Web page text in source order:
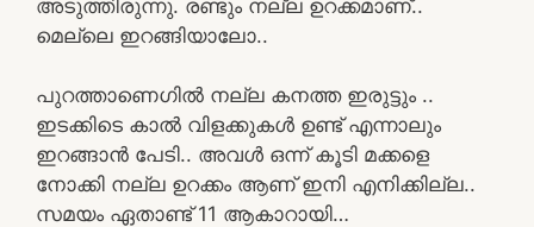
അടുത്തിരുന്നു. രണ്ടും നല്ല ഉറക്കമാണ്..
മെല്ലെ ഇറങ്ങിയാലോ..
പുറത്താണെഗിൽ നല്ല കനത്ത ഇരുട്ടും ..
ഇടക്കിടെ കാൽ വിളക്കുകൾ ഉണ്ട് എന്നാലും
ഇറങ്ങാൻ പേടി.. അവൾ ഒന്ന് കൂടി മക്കളെ
നോക്കി നല്ല ഉറക്കം ആണ് ഇനി എനിക്കില്ല..
സമയം ഏതാണ്ട് 11 ആകാറായി…